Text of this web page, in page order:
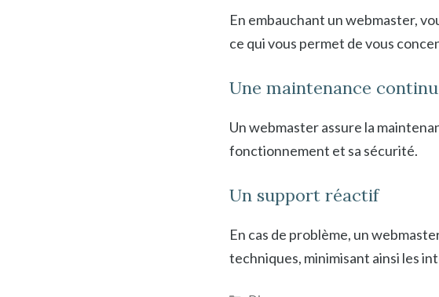
En embauchant un webmaster,
ce qui vous permet de vous
Une maintenance
Un webmaster assure la
fonctionnement et sa sécurité.
Un support réactif
En cas de problème, un
techniques, minimisant ainsi les